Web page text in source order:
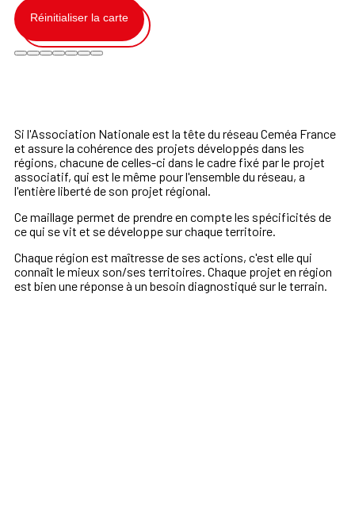
Réinitialiser la carte
Si l'Association Nationale est la têtedu réseau Ceméa France
et assure la cohérence des projets développés dans les
régions, chacune de celles-ci dans le cadre fixé par le projet
associatif, qui est le même pour l'ensemble du réseau, a
l'entière liberté de son projet régional.
Ce maillage permet de prendre en compte les spécificités de
ce qui se vit et se développe sur chaque territoire.
Chaque région est maîtresse de ses actions, c'est elle qui
connaît le mieux son/ses territoires. Chaque projet en région
est bien une réponse à un besoin diagnostiqué sur le terrain.